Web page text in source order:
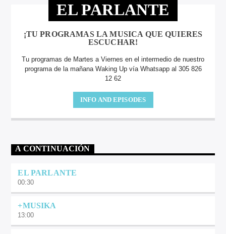
EL PARLANTE
¡TU PROGRAMAS LA MUSICA QUE QUIERES
ESCUCHAR!
Tu programas de Martes a Viernes en el intermedio de nuestro
programa de la mañana Waking Up vía Whatsapp al 305 826
12 62
INFO AND EPISODES
A CONTINUACIÓN
EL PARLANTE
00:30
+MUSIKA
13:00